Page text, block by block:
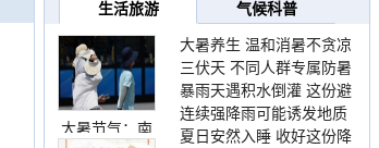
生活旅游 气候科普
大暑节气：南
大暑养生 温和消暑不贪凉
三伏天 不同人群专属防暑
要点请收好
暴雨天遇积水倒灌 这份避
险提示请收好
连续强降雨可能诱发地质
灾害 这些前兆要知道
夏日安然入睡 收好这份降